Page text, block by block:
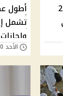
2026
تشمل
الأحد 10/مايو/2026 - 08:28 م